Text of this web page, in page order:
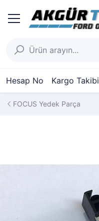
Hesap No Kargo Takibi
FOCUS Yedek Parça